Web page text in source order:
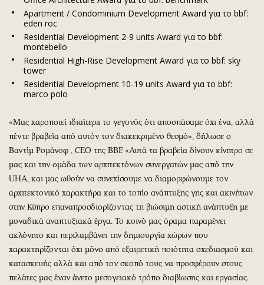
Apartment / Condominium Development Award για το bbf:
eden roc
Residential Development 2-9 units Award για το bbf:
montebello
Residential High-Rise Development Award για το bbf: sky
tower
Residential Development 10-19 units Award για το bbf:
marco polo
«Μας χαροποιεί ιδιαίτερa το γεγονός ότι αποσπάσαμε όχι ένα, αλλά
πέντε βραβεία από αυτόν τον διακεκριμένο θεσμό», δήλωσε ο
Βαντίμ Ρομάνοφ , CEO της BBF. «Αυτά τα βραβεία δίνουν κίνητρο σε
μας και την ομάδα των αρχιτεκτόνων συνεργατών μας από την
UHA, και μας ωθούν να συνεχίσουμε να διαμορφώνουμε τον
αρχιτεκτονικό χαρακτήρα και το τοπίο ανάπτυξης γης και ακινήτων
στην Κύπρο επαναπροσδιορίζοντας τη βιώσιμη αστική ανάπτυξη με
μοναδικά αναπτυξιακά έργα. Το κοινό μας όραμα παραμένει
ακλόνητο και περιλαμβάνει την δημιουργία χώρων που
χαρακτηρίζονται όχι μόνο από εξαιρετική ποιότητα σχεδιασμού και
κατασκευής αλλά και από τον σκοπό τους να προσφέρουν στους
πελάτες μας έναν άνετο μεσογειακό τρόπο διαβίωσης και εργασίας.